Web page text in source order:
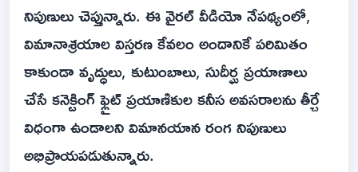
నిపుణులు చెప్తున్నారు. ఈ వైరల్ వీడియో నేపథ్యంలో,
విమానాశ్రయాల విస్తరణ కేవలం అందానికే పరిమితం
కాకుండా వృద్ధులు, కుటుంబాలు, సుదీర్ఘ ప్రయాణాలు
చేసే కనెక్టింగ్ ఫ్లైట్ ప్రయాణికుల కనీస అవసరాలను తీర్చే
విధంగా ఉండాలని విమానయాన రంగ నిపుణులు
అభిప్రాయపడుతున్నారు.